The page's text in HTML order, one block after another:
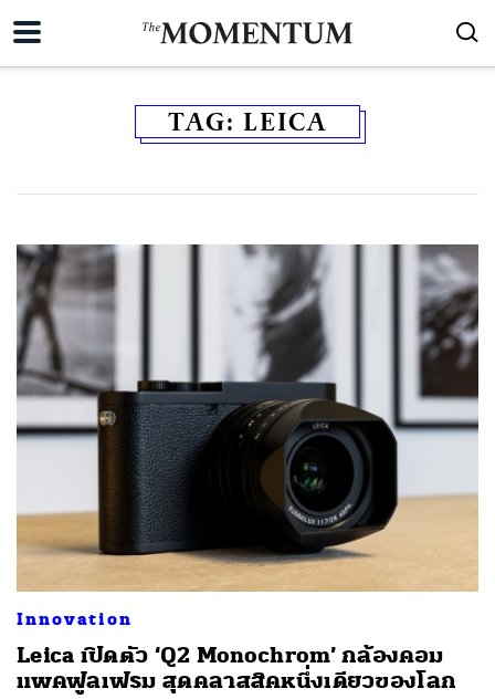
TAG: LEICA
Innovation
Leica เปิดตัว ‘Q2 Monochrom’ กล้องคอม
แพคฟูลเฟรม สุดคลาสสิคหนึ่งเดียวของโลก